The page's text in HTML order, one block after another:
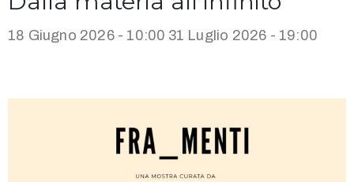
18 Giugno 2026 - 10:00 31 Luglio 2026 - 19:00